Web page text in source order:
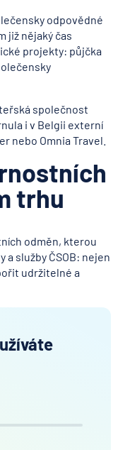
odpovědné
již nějaký čas
projekty: půjčka
společnost
i v Belgii externí
nebo Omnia Travel.
trhu
odměn, kterou
a služby ČSOB: nejen
udržitelné a